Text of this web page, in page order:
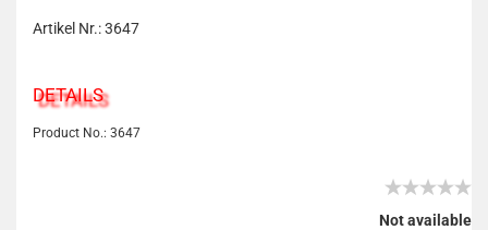
Artikel Nr.: 3647
DETAILS
Product No.: 3647
Not available